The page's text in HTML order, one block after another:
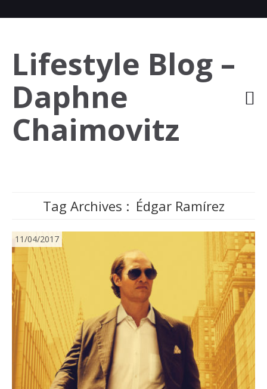
Lifestyle Blog –
Daphne
Chaimovitz
Tag Archives : Édgar Ramírez
11/04/2017